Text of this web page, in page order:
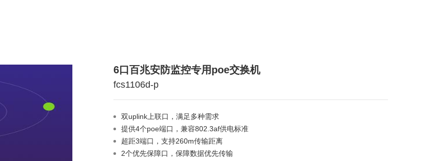
6口百兆安防监控专用poe交换机
fcs1106d-p
双uplink上联口，满足多种需求
提供4个poe端口，兼容802.3af供电标准
超距3端口，支持260m传输距离
2个优先保障口，保障数据优先传输